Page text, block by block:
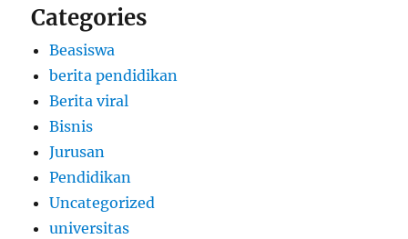
Categories
Beasiswa
berita pendidikan
Berita viral
Bisnis
Jurusan
Pendidikan
Uncategorized
universitas